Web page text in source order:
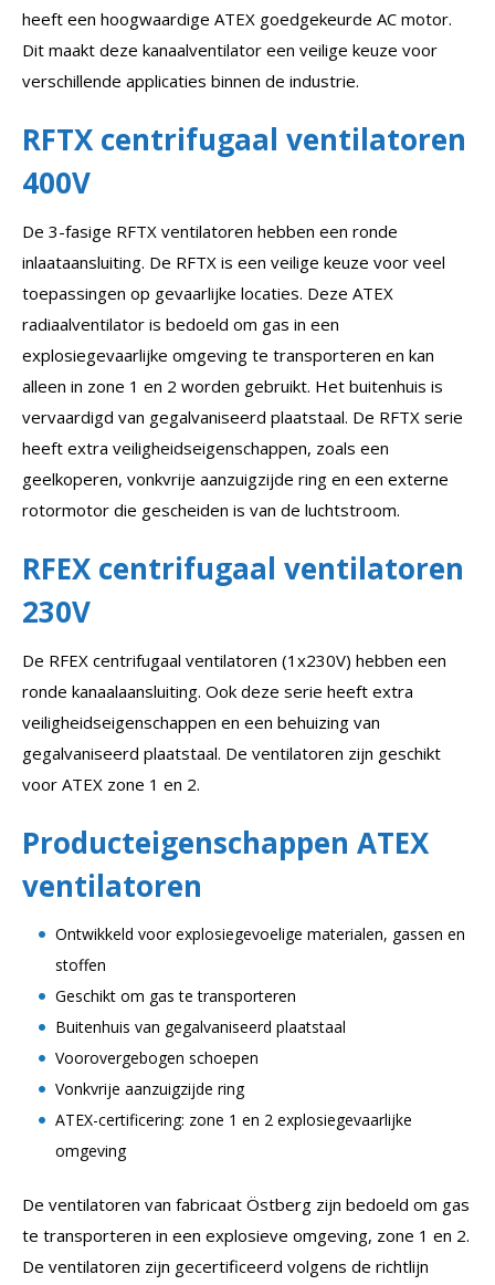
heeft een hoogwaardige ATEX goedgekeurde AC motor.
Dit maakt deze kanaalventilator een veilige keuze voor
verschillende applicaties binnen de industrie.
RFTX centrifugaal ventilatoren
400V
De 3-fasige RFTX ventilatoren hebben een ronde
inlaataansluiting. De RFTX is een veilige keuze voor veel
toepassingen op gevaarlijke locaties. Deze ATEX
radiaalventilator is bedoeld om gas in een
explosiegevaarlijke omgeving te transporteren en kan
alleen in zone 1 en 2 worden gebruikt. Het buitenhuis is
vervaardigd van gegalvaniseerd plaatstaal. De RFTX serie
heeft extra veiligheidseigenschappen, zoals een
geelkoperen, vonkvrije aanzuigzijde ring en een externe
rotormotor die gescheiden is van de luchtstroom.
RFEX centrifugaal ventilatoren
230V
De RFEX centrifugaal ventilatoren (1x230V) hebben een
ronde kanaalaansluiting. Ook deze serie heeft extra
veiligheidseigenschappen en een behuizing van
gegalvaniseerd plaatstaal. De ventilatoren zijn geschikt
voor ATEX zone 1 en 2.
Producteigenschappen ATEX
ventilatoren
Ontwikkeld voor explosiegevoelige materialen, gassen en
stoffen
Geschikt om gas te transporteren
Buitenhuis van gegalvaniseerd plaatstaal
Voorovergebogen schoepen
Vonkvrije aanzuigzijde ring
ATEX-certificering: zone 1 en 2 explosiegevaarlijke
omgeving
De ventilatoren van fabricaat Östberg zijn bedoeld om gas
te transporteren in een explosieve omgeving, zone 1 en 2.
De ventilatoren zijn gecertificeerd volgens de richtlijn